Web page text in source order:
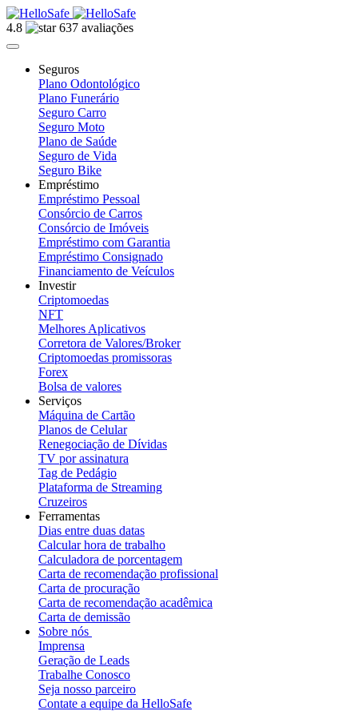
4.8 637 avaliações
Seguros
Plano Odontológico
Plano Funerário
Seguro Carro
Seguro Moto
Plano de Saúde
Seguro de Vida
Seguro Bike
Empréstimo
Empréstimo Pessoal
Consórcio de Carros
Consórcio de Imóveis
Empréstimo com Garantia
Empréstimo Consignado
Financiamento de Veículos
Investir
Criptomoedas
NFT
Melhores Aplicativos
Corretora de Valores/Broker
Criptomoedas promissoras
Forex
Bolsa de valores
Serviços
Máquina de Cartão
Planos de Celular
Renegociação de Dívidas
TV por assinatura
Tag de Pedágio
Plataforma de Streaming
Cruzeiros
Ferramentas
Dias entre duas datas
Calcular hora de trabalho
Calculadora de porcentagem
Carta de recomendação profissional
Carta de procuração
Carta de recomendação acadêmica
Carta de demissão
Sobre nós
Imprensa
Geração de Leads
Trabalhe Conosco
Seja nosso parceiro
Contate a equipe da HelloSafe